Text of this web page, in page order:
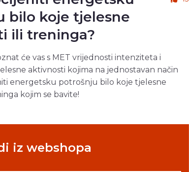
bilo koje tjelesne
ili treninga?
će vas s MET vrijednosti intenziteta i
aktivnosti kojima na jednostavan način
energetsku potrošnju bilo koje tjelesne
kojim se bavite!
iz webshopa